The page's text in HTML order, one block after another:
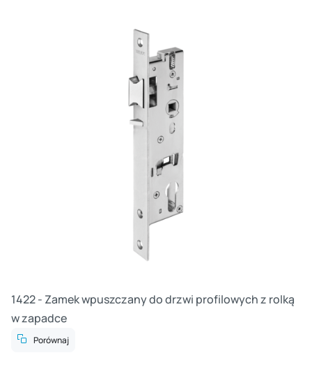
1422 - Zamek wpuszczany do drzwi profilowych z rolką
w zapadce
Porównaj